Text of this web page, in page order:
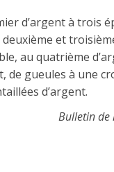
d’argent à trois
deuxième et
au quatrième
de gueules à une
d’argent.
Bulletin de